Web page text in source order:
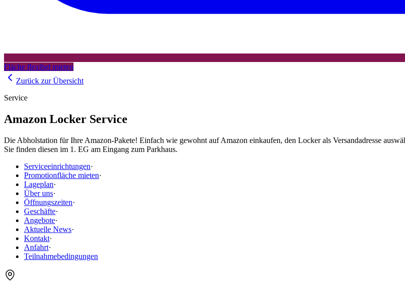
Fläche flexibel mieten
Zurück zur Übersicht
Service
Amazon Locker Service
Die Abholstation für Ihre Amazon-Pakete! Einfach wie gewohnt auf Amazon einkaufen, den Locker als Versandadresse
Sie finden diesen im 1. EG am Eingang zum Parkhaus.
Serviceeinrichtungen·
Promotionfläche mieten·
Lageplan·
Über uns·
Öffnungszeiten·
Geschäfte·
Angebote·
Aktuelle News·
Kontakt·
Anfahrt·
Teilnahmebedingungen